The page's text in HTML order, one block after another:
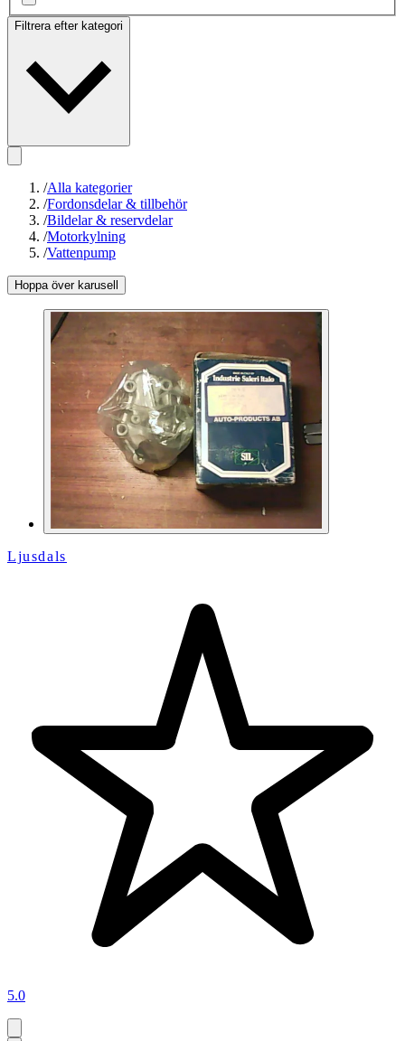
Filtrera efter kategori
/Alla kategorier
/Fordonsdelar & tillbehör
/Bildelar & reservdelar
/Motorkylning
/Vattenpump
Hoppa över karusell
Ljusdals
5.0